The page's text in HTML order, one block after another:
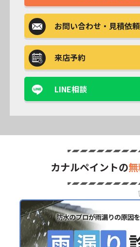
お問い合わせ ・見積依頼
来店予約
LINE相談
カナルペイントの